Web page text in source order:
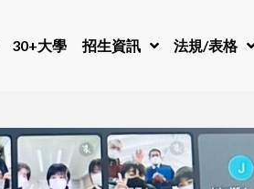
30+大學 招生資訊 法規/表格